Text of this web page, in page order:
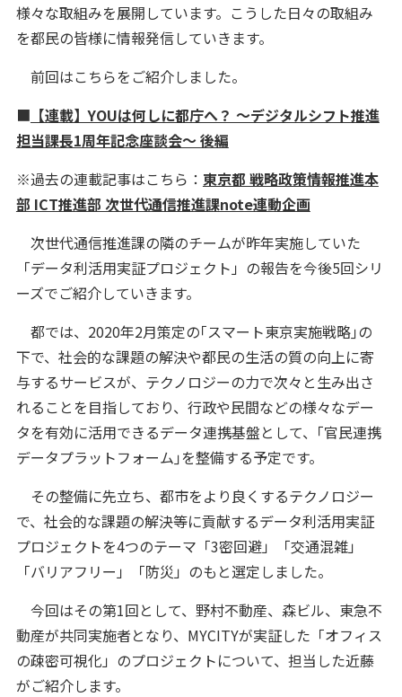
様々な取組みを展開しています。こうした日々の取組み
を都民の皆様に情報発信していきます。
前回はこちらをご紹介しました。
■ 【連載】YOUは何しに都庁へ？ 〜デジタルシフト推進
担当課長1周年記念座談会〜 後編
※過去の連載記事はこちら： 東京都 戦略政策情報推進本
部 ICT推進部 次世代通信推進課note連動企画
次世代通信推進課の隣のチームが昨年実施していた
「データ利活用実証プロジェクト」の報告を今後5回シリ
ーズでご紹介していきます。
都では、2020年2月策定の｢スマート東京実施戦略｣の
下で、社会的な課題の解決や都民の生活の質の向上に寄
与するサービスが、テクノロジーの力で次々と生み出さ
れることを目指しており、行政や民間などの様々なデー
タを有効に活用できるデータ連携基盤として、｢官民連携
データプラットフォーム｣を整備する予定です。
その整備に先立ち、都市をより良くするテクノロジー
で、社会的な課題の解決等に貢献するデータ利活用実証
プロジェクトを4つのテーマ「3密回避」「交通混雑」
「バリアフリー」「防災」のもと選定しました。
今回はその第1回として、野村不動産、森ビル、東急不
動産が共同実施者となり、MYCITYが実証した「オフィス
の疎密可視化」のプロジェクトについて、担当した近藤
がご紹介します。